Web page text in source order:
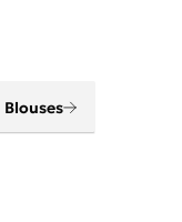
in het leven
Blouses